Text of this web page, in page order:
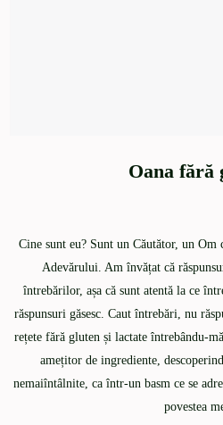
Oana fără
Cine sunt eu? Sunt un Căutător, un Om
Adevărului. Am învățat că
întrebărilor, așa că sunt atentă la ce
răspunsuri găsesc. Caut întrebări, nu
rețete fără gluten și lactate întrebându-
amețitor de ingrediente,
nemaiîntâlnite, ca într-un basm ce se
povestea